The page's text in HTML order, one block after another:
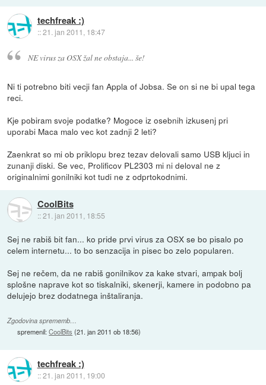
techfreak :)
::21. jan 2011, 18:47
NE virus za OSX žal ne obstaja... še!
Ni ti potrebno biti vecji fan Appla of Jobsa. Se on si ne bi upal tega
reci.
Kje pobiram svoje podatke? Mogoce iz osebnih izkusenj pri
uporabi Maca malo vec kot zadnji 2 leti?
Zaenkrat so mi ob priklopu brez tezav delovali samo USB kljuci in
zunanji diski. Se vec, Prolificov PL2303 mi ni deloval ne z
originalnimi gonilniki kot tudi ne z odprtokodnimi.
CoolBits
::21. jan 2011, 18:55
Sej ne rabiš bit fan... ko pride prvi virus za OSX se bo pisalo po
celem internetu... to bo senzacija in pisec bo zelo popularen.
Sej ne rečem, da ne rabiš gonilnikov za kake stvari, ampak bolj
splošne naprave kot so tiskalniki, skenerji, kamere in podobno pa
delujejo brez dodatnega inštaliranja.
Zgodovina sprememb…
spremenil:CoolBits (21. jan 2011 ob 18:56)
techfreak :)
::21. jan 2011, 19:00